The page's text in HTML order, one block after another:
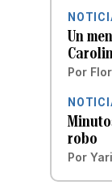
Un
Por
robo
Por